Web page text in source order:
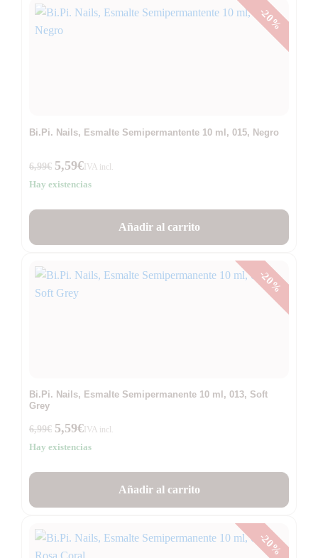
-20%
Bi.Pi. Nails, Esmalte Semipermantente 10 ml, 015, Negro
6,99€ 5,59€ IVA incl.
Hay existencias
Añadir al carrito
-20%
Bi.Pi. Nails, Esmalte Semipermanente 10 ml, 013, Soft
Grey
6,99€ 5,59€IVA incl.
Hay existencias
Añadir al carrito
-20%